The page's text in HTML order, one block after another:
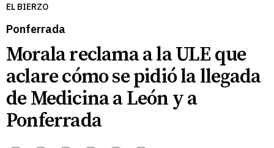
EL BIERZO
Ponferrada
Morala reclama a la ULE que
aclare cómo se pidió la llegada
de Medicina a León y a
Ponferrada